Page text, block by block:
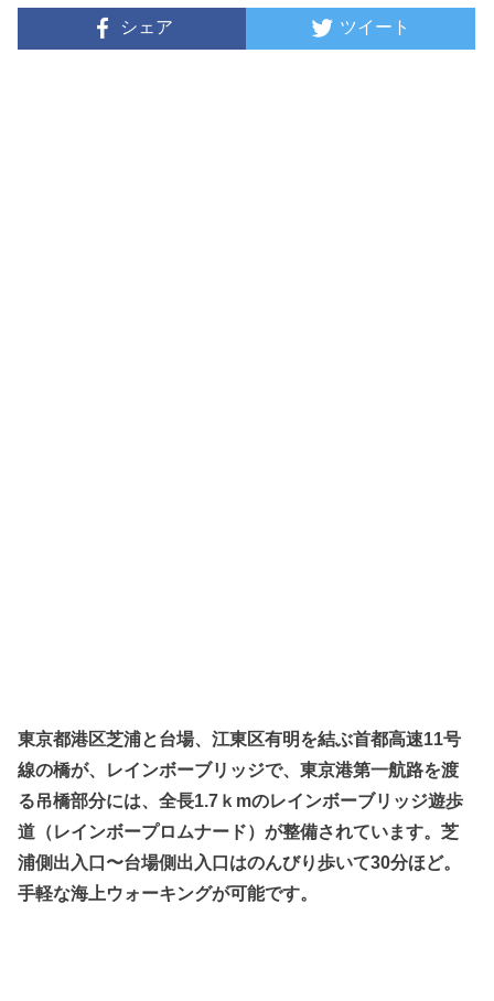
シェア ツイート
東京都港区芝浦と台場、江東区有明を結ぶ首都高速11号
線の橋が、レインボーブリッジで、東京港第一航路を渡
る吊橋部分には、全長1.7ｋmのレインボーブリッジ遊歩
道（レインボープロムナード）が整備されています。芝
浦側出入口〜台場側出入口はのんびり歩いて30分ほど。
手軽な海上ウォーキングが可能です。